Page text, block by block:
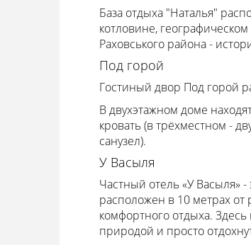
База отдыха "Наталья"
котловине,
Раховського района -
Под горой
Гостиный двор Под горой
В двухэтажном доме
кровать (в трёхместном -
санузел).
У Васыля
Частный отель «У Васыля»
расположен в 10 метрах
комфортного отдыха.
природой и просто